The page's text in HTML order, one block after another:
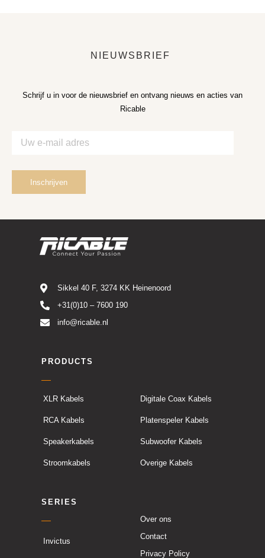
NIEUWSBRIEF
Schrijf u in voor de nieuwsbrief en ontvang nieuws en acties van
Ricable
Sikkel 40 F, 3274 KK Heinenoord
+31(0)10 – 7600 190
info@ricable.nl
PRODUCTS
SERIES
Digitale Coax Kabels
Platenspeler Kabels
Subwoofer Kabels
Overige Kabels
XLR Kabels
RCA Kabels
Speakerkabels
Stroomkabels
Invictus
Over ons
Contact
Privacy Policy